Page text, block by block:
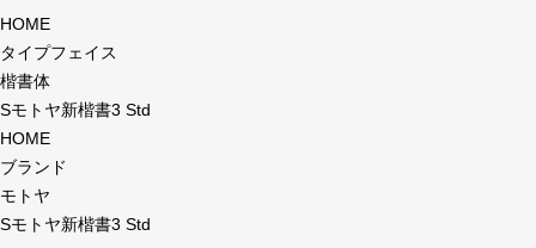
特集
年間ライセンス商品
商品名
フォント形式
HOME
タイプフェイス
楷書体
Sモトヤ新楷書3 Std
HOME
ブランド
モトヤ
Sモトヤ新楷書3 Std